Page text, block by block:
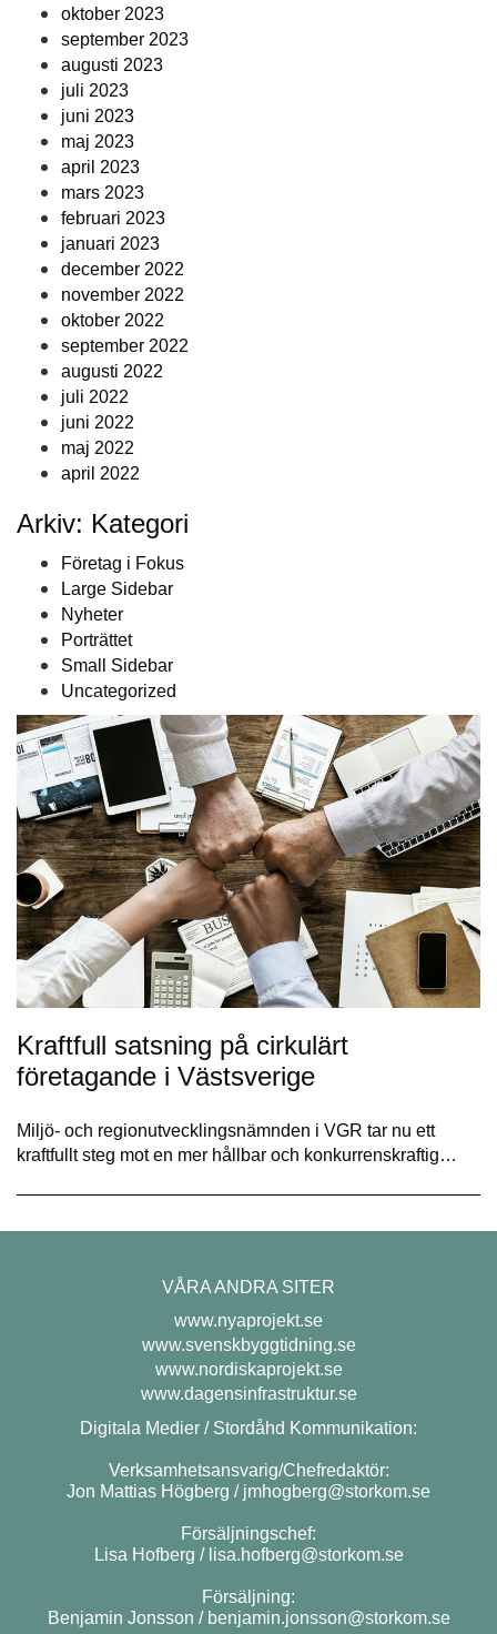
oktober 2023
september 2023
augusti 2023
juli 2023
juni 2023
maj 2023
april 2023
mars 2023
februari 2023
januari 2023
december 2022
november 2022
oktober 2022
september 2022
augusti 2022
juli 2022
juni 2022
maj 2022
april 2022
Arkiv: Kategori
Företag i Fokus
Large Sidebar
Nyheter
Porträttet
Small Sidebar
Uncategorized
Kraftfull satsning på cirkulärt
företagande i Västsverige
Miljö- och regionutvecklingsnämnden i VGR tar nu ett
kraftfullt steg mot en mer hållbar och konkurrenskraftig…
VÅRA ANDRA SITER
www.nyaprojekt.se
www.svenskbyggtidning.se
www.nordiskaprojekt.se
www.dagensinfrastruktur.se
Digitala Medier / Stordåhd Kommunikation:
Verksamhetsansvarig/Chefredaktör:
Jon Mattias Högberg / jmhogberg@storkom.se
Försäljningschef:
Lisa Hofberg / lisa.hofberg@storkom.se
Försäljning:
Benjamin Jonsson / benjamin.jonsson@storkom.se